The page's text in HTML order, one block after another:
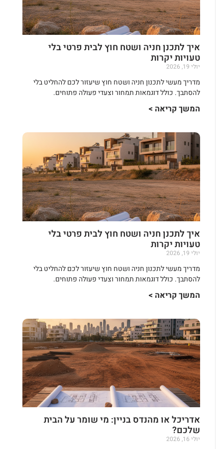
איך לתכנן חניה ושטח חוץ לבית פרטי בלי
טעויות יקרות
יולי 19, 2026
מדריך מעשי לתכנון חניה ושטח חוץ שיעזור לכם להחליט בלי
להסתבך. כולל דוגמאות תמחור וצעדי פעולה פתוחים.
המשך קריאה >
איך לתכנן חניה ושטח חוץ לבית פרטי בלי
טעויות יקרות
יולי 19, 2026
מדריך מעשי לתכנון חניה ושטח חוץ שיעזור לכם להחליט בלי
להסתבך. כולל דוגמאות תמחור וצעדי פעולה פתוחים.
המשך קריאה >
אדריכל או מהנדס בניין: מי שומר על הבית
שלכם?
יולי 16, 2026